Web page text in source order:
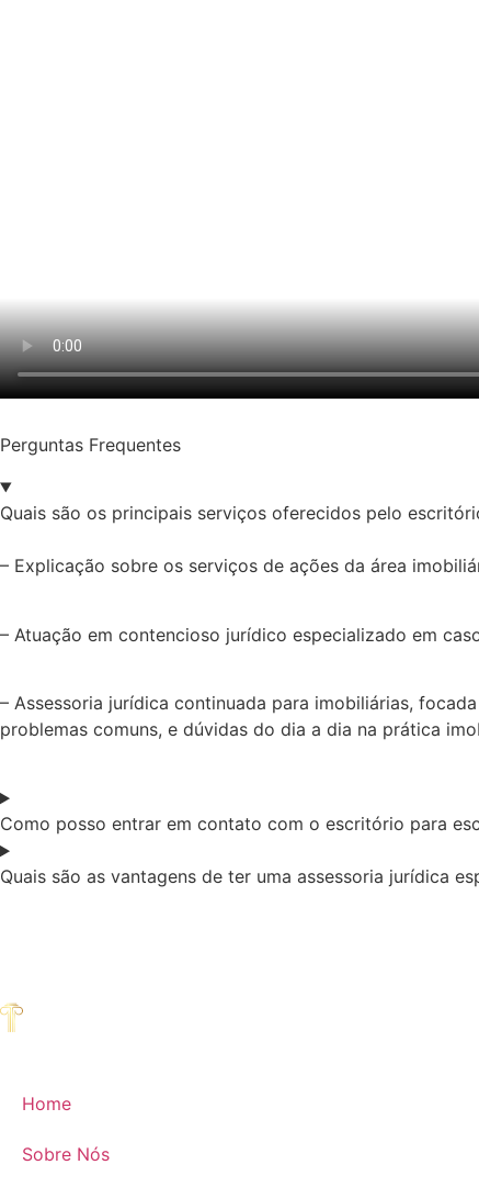
Perguntas Frequentes
Quais são os principais serviços oferecidos pelo
– Explicação sobre os serviços de ações da área
– Atuação em contencioso jurídico especializado em
– Assessoria jurídica continuada para imobiliárias,
problemas comuns, e dúvidas do dia a dia na prática
Como posso entrar em contato com o escritório para
Quais são as vantagens de ter uma assessoria jurídica
Home
Sobre Nós